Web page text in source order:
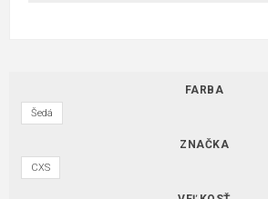
FARBA
Šedá
ZNAČKA
CXS